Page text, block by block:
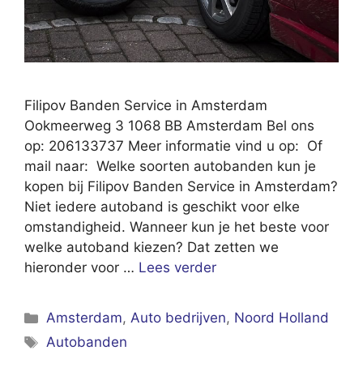
Filipov Banden Service in Amsterdam
Ookmeerweg 3 1068 BB Amsterdam Bel ons
op: 206133737 Meer informatie vind u op: Of
mail naar: Welke soorten autobanden kun je
kopen bij Filipov Banden Service in Amsterdam?
Niet iedere autoband is geschikt voor elke
omstandigheid. Wanneer kun je het beste voor
welke autoband kiezen? Dat zetten we
hieronder voor … Lees verder
Categorieën
Amsterdam,Auto bedrijven, Noord Holland
Tags
Autobanden